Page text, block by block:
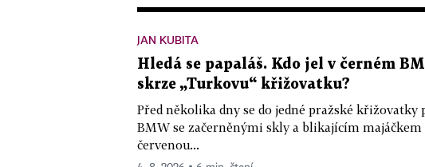
JAN KUBITA
Hledá se papaláš. Kdo jel v černém
skrze „Turkovu“ křižovatku?
Před několika dny se do jedné pražské
BMW se začerněnými skly a blikajícím majáčkem
červenou...